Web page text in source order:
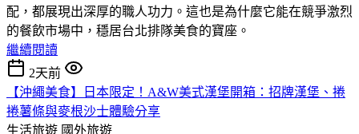
配，都展現出深厚的職人功力。這也是為什麼它能在競爭激烈
的餐飲市場中，穩居台北排隊美食的寶座。
繼續閱讀
2天前
【沖繩美食】日本限定！A&W美式漢堡開箱：招牌漢堡、捲
捲薯條與麥根沙士體驗分享
生活旅遊 國外旅遊